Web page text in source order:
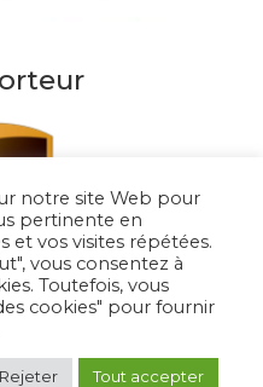
notre site Web pour
pertinente en
et vos visites répétées.
vous consentez à
Toutefois, vous
cookies" pour fournir
Rejeter Tout accepter